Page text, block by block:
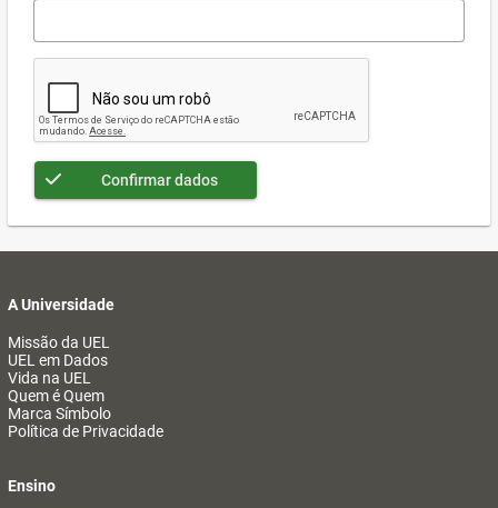
Confirmar dados
A Universidade
Missão da UEL
UEL em Dados
Vida na UEL
Quem é Quem
Marca Símbolo
Política de Privacidade
Ensino